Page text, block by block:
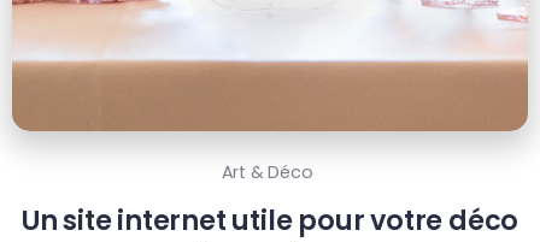
Art & Déco
Un site internet utile pour votre déco